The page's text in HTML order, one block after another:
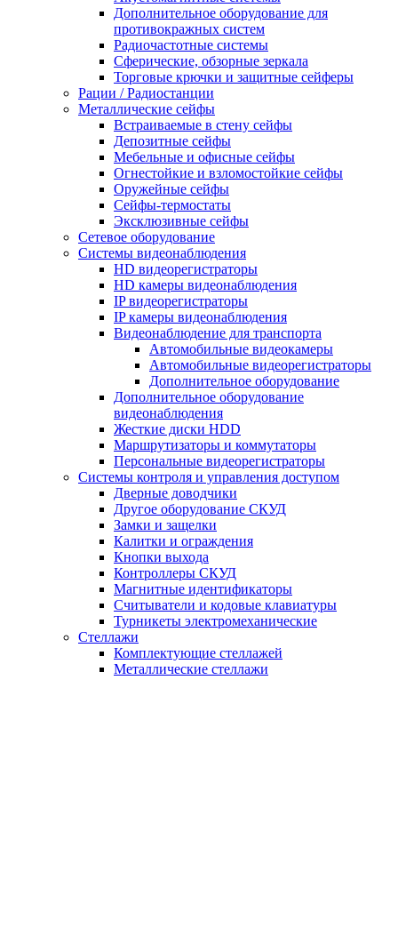
Дополнительное оборудование для
противокражных систем
Радиочастотные системы
Сферические, обзорные зеркала
Торговые крючки и защитные сейферы
Рации / Радиостанции
Металлические сейфы
Встраиваемые в стену сейфы
Депозитные сейфы
Мебельные и офисные сейфы
Огнестойкие и взломостойкие сейфы
Оружейные сейфы
Сейфы-термостаты
Эксклюзивные сейфы
Сетевое оборудование
Системы видеонаблюдения
HD видеорегистраторы
HD камеры видеонаблюдения
IP видеорегистраторы
IP камеры видеонаблюдения
Видеонаблюдение для транспорта
Автомобильные видеокамеры
Автомобильные видеорегистраторы
Дополнительное оборудование
Дополнительное оборудование
видеонаблюдения
Жесткие диски HDD
Маршрутизаторы и коммутаторы
Персональные видеорегистраторы
Системы контроля и управления доступом
Дверные доводчики
Другое оборудование СКУД
Замки и защелки
Калитки и ограждения
Кнопки выхода
Контроллеры СКУД
Магнитные идентификаторы
Считыватели и кодовые клавиатуры
Турникеты электромеханические
Стеллажи
Комплектующие стеллажей
Металлические стеллажи